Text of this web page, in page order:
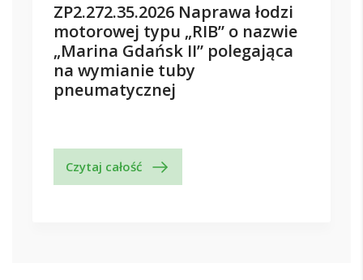
ZP2.272.35.2026 Naprawa łodzi
motorowej typu „RIB” o nazwie
„Marina Gdańsk II” polegająca
na wymianie tuby
pneumatycznej
Czytaj całość